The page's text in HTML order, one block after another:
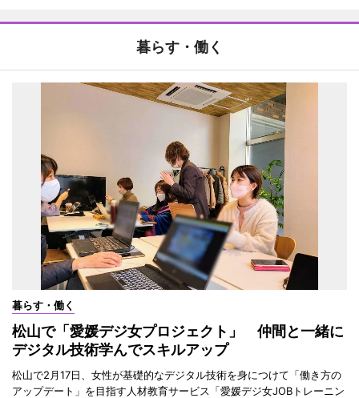
暮らす・働く
暮らす・働く
松山で「愛媛デジ女プロジェクト」 仲間と一緒に
デジタル技術学んでスキルアップ
松山で2月17日、女性が基礎的なデジタル技術を身につけて「働き方の
アップデート」を目指す人材教育サービス「愛媛デジ女JOBトレーニン